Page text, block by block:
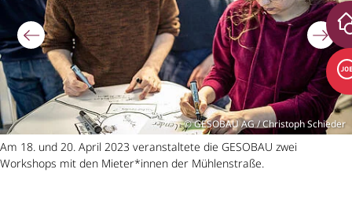
GESOBAU AG / Christoph Schieder
Am 18. und 20. April 2023 veranstaltete die GESOBAU zwei
Workshops mit den Mieter*innen der Mühlenstraße.